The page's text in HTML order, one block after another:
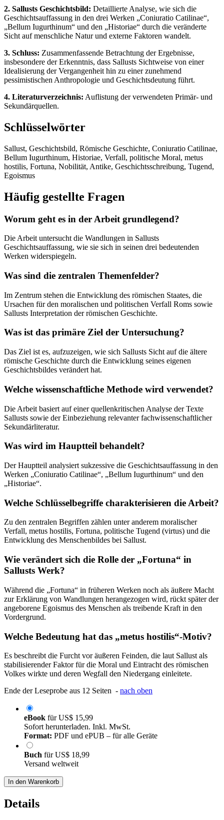
2. Sallusts Geschichtsbild: Detaillierte Analyse, wie sich die
Geschichtsauffassung in den drei Werken „Coniuratio Catilinae“,
„Bellum Iugurthinum“ und den „Historiae“ durch die veränderte
Sicht auf menschliche Natur und externe Faktoren wandelt.
3. Schluss: Zusammenfassende Betrachtung der Ergebnisse,
insbesondere der Erkenntnis, dass Sallusts Sichtweise von einer
Idealisierung der Vergangenheit hin zu einer zunehmend
pessimistischen Anthropologie und Geschichtsdeutung führt.
4. Literaturverzeichnis: Auflistung der verwendeten Primär- und
Sekundärquellen.
Schlüsselwörter
Sallust, Geschichtsbild, Römische Geschichte, Coniuratio Catilinae,
Bellum Iugurthinum, Historiae, Verfall, politische Moral, metus
hostilis, Fortuna, Nobilität, Antike, Geschichtsschreibung, Tugend,
Egoismus
Häufig gestellte Fragen
Worum geht es in der Arbeit grundlegend?
Die Arbeit untersucht die Wandlungen in Sallusts
Geschichtsauffassung, wie sie sich in seinen drei bedeutenden
Werken widerspiegeln.
Was sind die zentralen Themenfelder?
Im Zentrum stehen die Entwicklung des römischen Staates, die
Ursachen für den moralischen und politischen Verfall Roms sowie
Sallusts Interpretation der römischen Geschichte.
Was ist das primäre Ziel der Untersuchung?
Das Ziel ist es, aufzuzeigen, wie sich Sallusts Sicht auf die ältere
römische Geschichte durch die Entwicklung seines eigenen
Geschichtsbildes verändert hat.
Welche wissenschaftliche Methode wird verwendet?
Die Arbeit basiert auf einer quellenkritischen Analyse der Texte
Sallusts sowie der Einbeziehung relevanter fachwissenschaftlicher
Sekundärliteratur.
Was wird im Hauptteil behandelt?
Der Hauptteil analysiert sukzessive die Geschichtsauffassung in den
Werken „Coniuratio Catilinae“, „Bellum Iugurthinum“ und den
„Historiae“.
Welche Schlüsselbegriffe charakterisieren die Arbeit?
Zu den zentralen Begriffen zählen unter anderem moralischer
Verfall, metus hostilis, Fortuna, politische Tugend (virtus) und die
Entwicklung des Menschenbildes bei Sallust.
Wie verändert sich die Rolle der „Fortuna“ in
Sallusts Werk?
Während die „Fortuna“ in früheren Werken noch als äußere Macht
zur Erklärung von Wandlungen herangezogen wird, rückt später der
angeborene Egoismus des Menschen als treibende Kraft in den
Vordergrund.
Welche Bedeutung hat das „metus hostilis“-Motiv?
Es beschreibt die Furcht vor äußeren Feinden, die laut Sallust als
stabilisierender Faktor für die Moral und Eintracht des römischen
Volkes wirkte und deren Wegfall den Niedergang einleitete.
Ende der Leseprobe aus 12 Seiten - nach oben
eBook fürUS$ 15,99
Sofort herunterladen. Inkl. MwSt.
Format: PDF und ePUB – für alle Geräte
Buch fürUS$ 18,99
Versand weltweit
In den Warenkorb
Details